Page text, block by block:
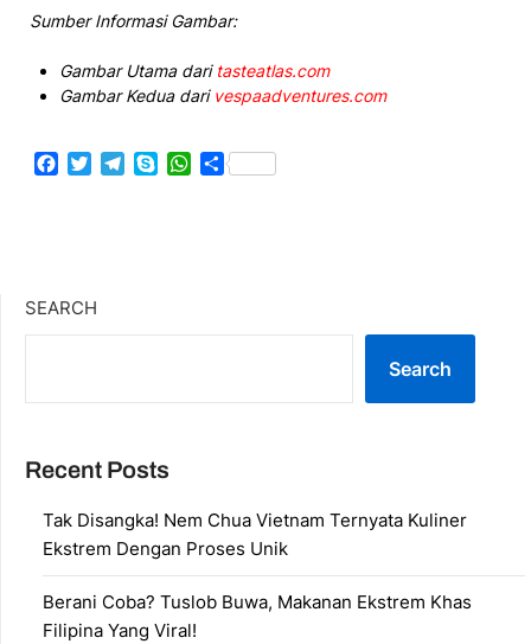
Sumber Informasi Gambar:
Gambar Utama dari tasteatlas.com
Gambar Kedua dari vespaadventures.com
Facebook
TwitterTelegram
SkypeWhatsApp
Share
SEARCH
Search
Recent Posts
Tak Disangka! Nem Chua Vietnam Ternyata Kuliner
Ekstrem Dengan Proses Unik
Berani Coba? Tuslob Buwa, Makanan Ekstrem Khas
Filipina Yang Viral!